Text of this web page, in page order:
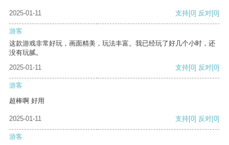
2025-01-11 支持[0] 反对[0]
游客
这款游戏非常好玩，画面精美，玩法丰富。我已经玩了好几个小时，还
没有玩腻。
2025-01-11
支持[0] 反对[0]
游客
超棒啊 好用
2025-01-11 支持[0] 反对[0]
游客